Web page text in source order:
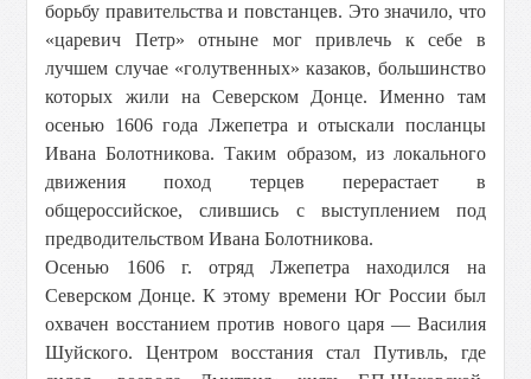
борьбу правительства и повстанцев. Это значило, что
«царевич Петр» отныне мог привлечь к себе в
лучшем случае «голутвенных» казаков, большинство
которых жили на Северском Донце. Именно там
осенью 1606 года Лжепетра и отыскали посланцы
Ивана Болотникова. Таким образом, из локального
движения поход терцев перерастает в
общероссийское, слившись с выступлением под
предводительством Ивана Болотникова.
Осенью 1606 г. отряд Лжепетра находился на
Северском Донце. К этому времени Юг России был
охвачен восстанием против нового царя — Василия
Шуйского. Центром восстания стал Путивль, где